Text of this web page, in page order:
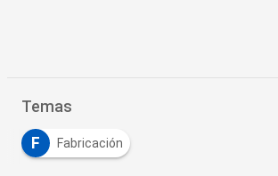
Temas
F Fabricación